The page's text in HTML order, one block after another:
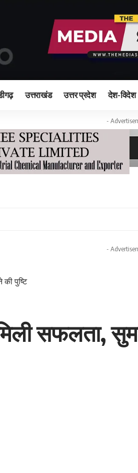
उत्तराखंड उत्तर प्रदेश देश-विदेश
-
-
पुष्टि
सफलता,